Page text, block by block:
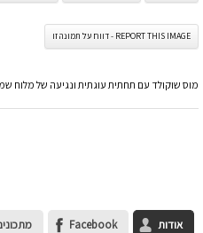
REPORT THIS IMAGE - דווח על תמונה זו
מוס שוקולד עם תחתית עוגתית ונגיעה של מלוח
אודות Facebook